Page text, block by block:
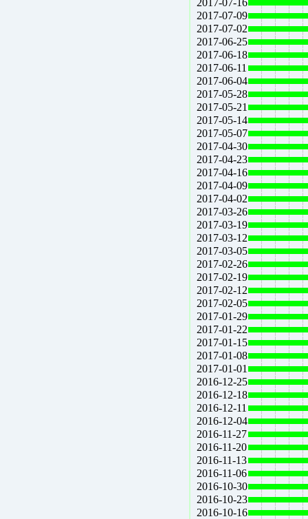
2017-07-16
2017-07-09
2017-07-02
2017-06-25
2017-06-18
2017-06-11
2017-06-04
2017-05-28
2017-05-21
2017-05-14
2017-05-07
2017-04-30
2017-04-23
2017-04-16
2017-04-09
2017-04-02
2017-03-26
2017-03-19
2017-03-12
2017-03-05
2017-02-26
2017-02-19
2017-02-12
2017-02-05
2017-01-29
2017-01-22
2017-01-15
2017-01-08
2017-01-01
2016-12-25
2016-12-18
2016-12-11
2016-12-04
2016-11-27
2016-11-20
2016-11-13
2016-11-06
2016-10-30
2016-10-23
2016-10-16